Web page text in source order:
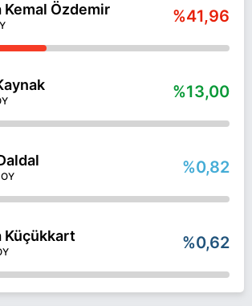
Kemal Özdemir %41,96
%13,00
%0,82
Küçükkart %0,62